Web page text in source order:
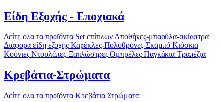
Είδη Εξοχής - Εποχιακά
Δείτε ολα τα προϊόντα Set επίπλωνΑποθήκες-μπαούλα-σκίαστρα
Διάφορα είδη εξοχής Καρέκλες-Πολυθρόνες-Σκαμπό Κιόσκια
Κούνιες Ντουλάπες Ξαπλώστρες Ομπρέλες Παγκάκια Τραπέζια
Κρεβάτια-Στρώματα
Δείτε ολα τα προϊόντα Κρεβάτια Στρώματα